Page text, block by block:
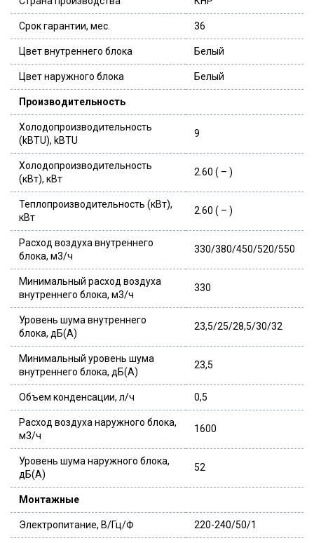
Срок гарантии, мес. 36
Цвет внутреннего блока Белый
Цвет наружного блока Белый
Производительность
Холодопроизводительность
(kBTU), kBTU
9
Холодопроизводительность
(кВт), кВт
2.60 ( – )
Теплопроизводительность (кВт),
кВт
2.60 ( – )
Расход воздуха внутреннего
блока, м3/ч
330/380/450/520/550
Минимальный расход воздуха
внутреннего блока, м3/ч
330
Уровень шума внутреннего
блока, дБ(А)
23,5/25/28,5/30/32
Минимальный уровень шума
внутреннего блока, дБ(А)
23,5
Объем конденсации, л/ч 0,5
Расход воздуха наружного блока,
м3/ч
1600
Уровень шума наружного блока,
дБ(А)
52
Монтажные
Электропитание, В/Гц/Ф 220-240/50/1